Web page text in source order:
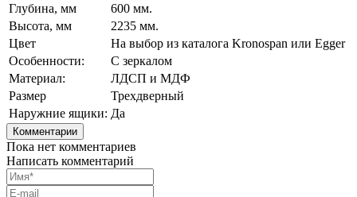
Глубина, мм
600 мм.
Высота, мм
2235 мм.
Цвет
На выбор из каталога Kronospan или Egger
Особенности:
С зеркалом
Материал:
ЛДСП и МДФ
Размер
Трехдверный
Наружние ящики: Да
Комментарии
Пока нет комментариев
Написать комментарий